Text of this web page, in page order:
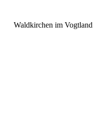
Waldkirchen im Vogtland